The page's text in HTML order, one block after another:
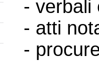
- verbali
- atti
-